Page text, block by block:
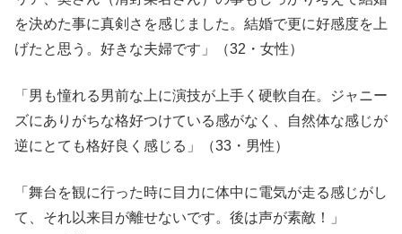
を決めた事に真剣さを感じました。結婚で更に好感度を上
げたと思う。好きな夫婦です」（32・女性）
「男も憧れる男前な上に演技が上手く硬軟自在。ジャニー
ズにありがちな格好つけている感がなく、自然体な感じが
逆にとても格好良く感じる」（33・男性）
「舞台を観に行った時に目力に体中に電気が走る感じがし
て、それ以来目が離せないです。後は声が素敵！」